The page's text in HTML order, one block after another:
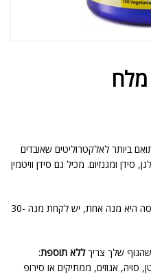
ביותר לאלקטרוליטים שאובדים
ומגנזיום. מכיל גם סידן וויטמין
מתאים במיוחד לחום של ישראל. כל כמוסה היא מנה אחת, יש לקחת מנה 30-
שלך צריךללא תוספת:
סויה, אגוזים, ממתיקים או סירופ